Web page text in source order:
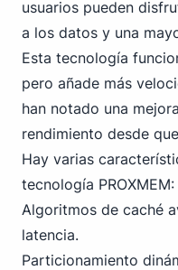
usuarios pueden
a los datos y una
Esta tecnología
pero añade más
han notado una
rendimiento desde
Hay varias
tecnología PROXMEM:
Algoritmos de caché
latencia.
Particionamiento